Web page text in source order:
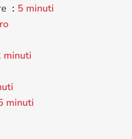
5 minuti
minuti
minuti